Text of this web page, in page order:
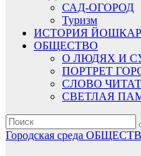
САД-ОГОРОД
Туризм
ИСТОРИЯ
ОБЩЕСТВО
О ЛЮДЯХ И
ПОРТРЕТ
СЛОВО
СВЕТЛАЯ
Городская среда